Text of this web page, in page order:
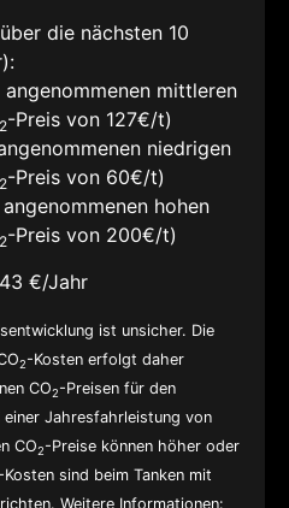
die nächsten 10
mittleren
2-Preis von 127€/t)
niedrigen
2-Preis von 60€/t)
hohen
2-Preis von 200€/t)
€/Jahr
ist unsicher. Die
2-Kosten erfolgt daher
CO2-Preisen für den
Jahresfahrleistung von
CO2-Preise können höher oder
-Kosten sind beim Tanken mit
Weitere Informationen: